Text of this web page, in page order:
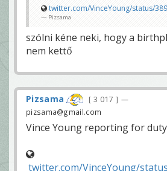
twitter.com/VinceYoung/status/
Pizsama
szólni kéne neki, hogy a
nem kettő
Pizsama 3 017
—
pizsama@gmail.com
Vince Young reporting for
twitter.com/VinceYoung/